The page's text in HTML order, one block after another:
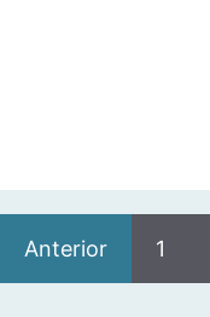
Anterior 1